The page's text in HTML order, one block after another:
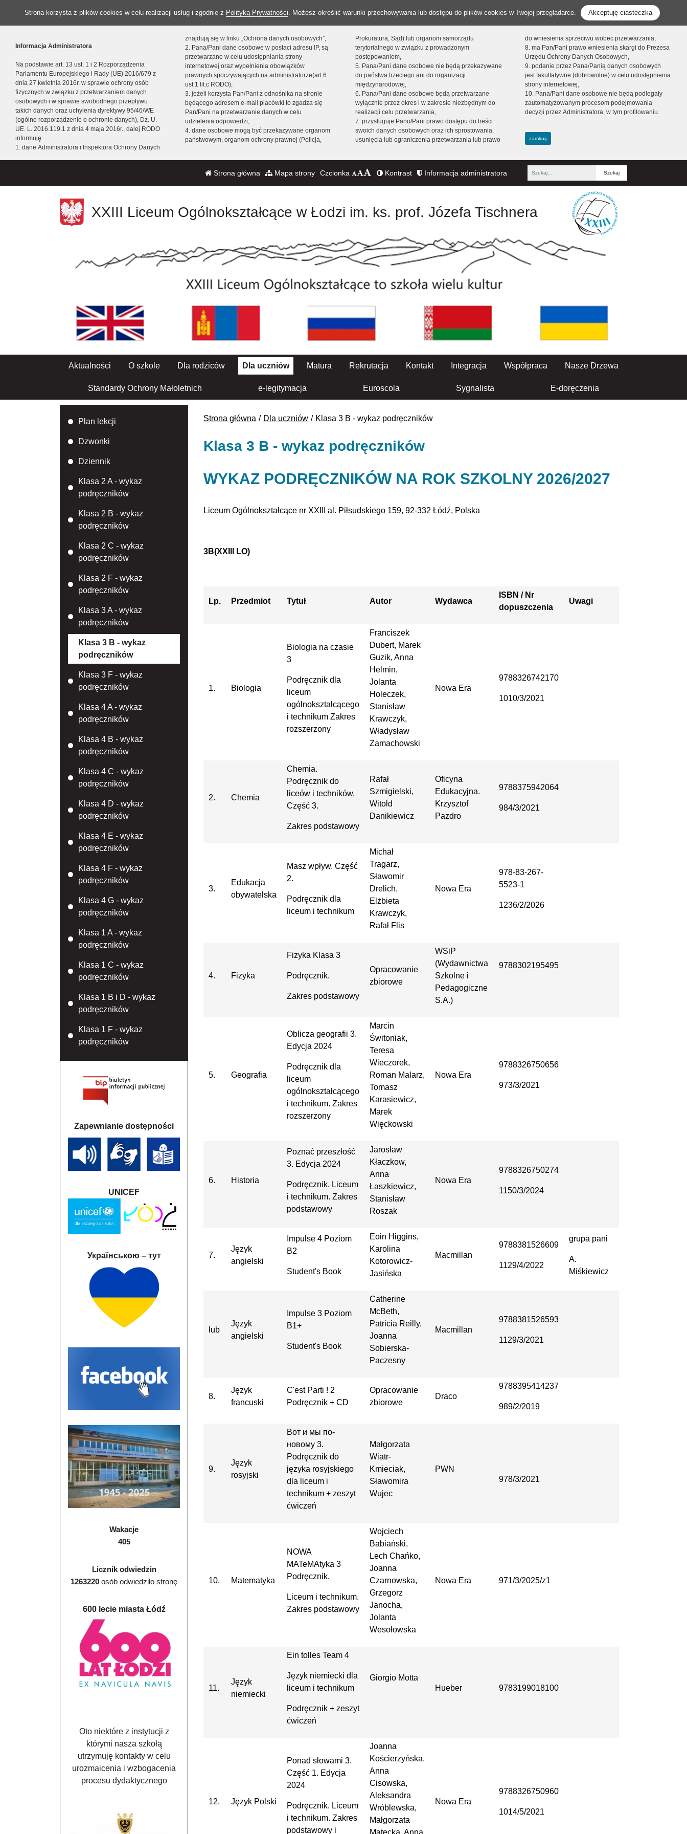
Strona korzysta z plików cookies w celu realizacji usług i zgodnie z Polityką Prywatności. Możesz określić warunki przechowywania lub dostępu do plików cookies w Twojej przeglądarce. Akceptuję ciasteczka
Informacja Administratora
Na podstawie art. 13 ust. 1 i 2 Rozporządzenia
Parlamentu Europejskiego i Rady (UE) 2016/679 z
dnia 27 kwietnia 2016r. w sprawie ochrony osób
fizycznych w związku z przetwarzaniem danych
osobowych i w sprawie swobodnego przepływu
takich danych oraz uchylenia dyrektywy 95/46/WE
(ogólne rozporządzenie o ochronie danych), Dz. U.
UE. L. 2016.119.1 z dnia 4 maja 2016r., dalej RODO
informuję:
1. dane Administratora i Inspektora Ochrony Danych
znajdują się w linku „Ochrona danych osobowych”,
2. Pana/Pani dane osobowe w postaci adresu IP, są
przetwarzane w celu udostępniania strony
internetowej oraz wypełnienia obowiązków
prawnych spoczywających na administratorze(art.6
ust.1 lit.c RODO),
3. jeżeli korzysta Pan/Pani z odnośnika na stronie
będącego adresem e-mail placówki to zgadza się
Pan/Pani na przetwarzanie danych w celu
udzielenia odpowiedzi,
4. dane osobowe mogą być przekazywane organom
państwowym, organom ochrony prawnej (Policja,
Prokuratura, Sąd) lub organom samorządu
terytorialnego w związku z prowadzonym
postępowaniem,
5. Pana/Pani dane osobowe nie będą przekazywane
do państwa trzeciego ani do organizacji
międzynarodowej,
6. Pana/Pani dane osobowe będą przetwarzane
wyłącznie przez okres i w zakresie niezbędnym do
realizacji celu przetwarzania,
7. przysługuje Panu/Pani prawo dostępu do treści
swoich danych osobowych oraz ich sprostowania,
usunięcia lub ograniczenia przetwarzania lub prawo
do wniesienia sprzeciwu wobec przetwarzania,
8. ma Pan/Pani prawo wniesienia skargi do Prezesa
Urzędu Ochrony Danych Osobowych,
9. podanie przez Pana/Panią danych osobowych
jest fakultatywne (dobrowolne) w celu udostępnienia
strony internetowej,
10. Pana/Pani dane osobowe nie będą podlegały
zautomatyzowanym procesom podejmowania
decyzji przez Administratora, w tym profilowaniu.
zamknij
Strona główna Mapa strony Czcionka Kontrast Informacja administratora
Fraza
XXIII Liceum Ogólnokształcące w Łodzi im. ks. prof. Józefa Tischnera
Aktualności O szkole Dla rodziców Dla uczniów Matura Rekrutacja Kontakt Integracja Współpraca Nasze Drzewa
Standardy Ochrony Małoletnich e-legitymacja Euroscola Sygnalista E-doręczenia
Strona główna Dla uczniów Klasa 3 B - wykaz podręczników
Klasa 3 B - wykaz podręczników
WYKAZ PODRĘCZNIKÓW NA ROK SZKOLNY 2026/2027
Liceum Ogólnokształcące nr XXIII al. Piłsudskiego 159, 92-332 Łódź, Polska
3B(XXIII LO)
Lp. Przedmiot Tytuł Autor Wydawca
ISBN / Nr
dopuszczenia
Uwagi
1. Biologia
Biologia na czasie
3
Podręcznik dla
liceum
ogólnokształcącego
i technikum Zakres
rozszerzony
Franciszek
Dubert, Marek
Guzik, Anna
Helmin,
Jolanta
Holeczek,
Stanisław
Krawczyk,
Władysław
Zamachowski
Nowa Era
9788326742170
1010/3/2021
2. Chemia
Chemia.
Podręcznik do
liceów i techników.
Część 3.
Zakres podstawowy
Rafał
Szmigielski,
Witold
Danikiewicz
Oficyna
Edukacyjna.
Krzysztof
Pazdro
9788375942064
984/3/2021
3.
Edukacja
obywatelska
Masz wpływ. Część
2.
Podręcznik dla
liceum i technikum
Michał
Tragarz,
Sławomir
Drelich,
Elżbieta
Krawczyk,
Rafał Flis
Nowa Era
978-83-267-
5523-1
1236/2/2026
4. Fizyka
Fizyka Klasa 3
Podręcznik.
Zakres podstawowy
Opracowanie
zbiorowe
WSiP
(Wydawnictwa
Szkolne i
Pedagogiczne
S.A.)
9788302195495
5. Geografia
Oblicza geografii 3.
Edycja 2024
Podręcznik dla
liceum
ogólnokształcącego
i technikum. Zakres
rozszerzony
Marcin
Świtoniak,
Teresa
Wieczorek,
Roman Malarz,
Tomasz
Karasiewicz,
Marek
Więckowski
Nowa Era
9788326750656
973/3/2021
6. Historia
Poznać przeszłość
3. Edycja 2024
Podręcznik. Liceum
i technikum. Zakres
podstawowy
Jarosław
Kłaczkow,
Anna
Łaszkiewicz,
Stanisław
Roszak
Nowa Era
9788326750274
1150/3/2024
7.
Język
angielski
Impulse 4 Poziom
B2
Student's Book
Eoin Higgins,
Karolina
Kotorowicz-
Jasińska
Macmillan
9788381526609
1129/4/2022
grupa pani
A.
Miśkiewicz
lub
Język
angielski
Impulse 3 Poziom
B1+
Student's Book
Catherine
McBeth,
Patricia Reilly,
Joanna
Sobierska-
Paczesny
Macmillan
9788381526593
1129/3/2021
8.
Język
francuski
C'est Parti ! 2
Podręcznik + CD
Opracowanie
zbiorowe
Draco
9788395414237
989/2/2019
9.
Język
rosyjski
Вот и мы по-
новому 3.
Podręcznik do
języka rosyjskiego
dla liceum i
technikum + zeszyt
ćwiczeń
Małgorzata
Wiatr-
Kmieciak,
Sławomira
Wujec
PWN
978/3/2021
10. Matematyka
NOWA
MATeMAtyka 3
Podręcznik.
Liceum i technikum.
Zakres podstawowy
Wojciech
Babiański,
Lech Chańko,
Joanna
Czarnowska,
Grzegorz
Janocha,
Jolanta
Wesołowska
Nowa Era 971/3/2025/z1
11.
Język
niemiecki
Ein tolles Team 4
Język niemiecki dla
liceum i technikum
Podręcznik + zeszyt
ćwiczeń
Giorgio Motta
Hueber
9783199018100
12. Język Polski
Ponad słowami 3.
Część 1. Edycja
2024
Podręcznik. Liceum
i technikum. Zakres
podstawowy i
Joanna
Kościerzyńska,
Anna
Cisowska,
Aleksandra
Wróblewska,
Małgorzata
Matecka, Anna
Nowa Era
9788326750960
1014/5/2021
Plan lekcji
Dzwonki
Dziennik
Klasa 2 A - wykaz
podręczników
Klasa 2 B - wykaz
podręczników
Klasa 2 C - wykaz
podręczników
Klasa 2 F - wykaz
podręczników
Klasa 3 A - wykaz
podręczników
Klasa 3 B - wykaz
podręczników
Klasa 3 F - wykaz
podręczników
Klasa 4 A - wykaz
podręczników
Klasa 4 B - wykaz
podręczników
Klasa 4 C - wykaz
podręczników
Klasa 4 D - wykaz
podręczników
Klasa 4 E - wykaz
podręczników
Klasa 4 F - wykaz
podręczników
Klasa 4 G - wykaz
podręczników
Klasa 1 A - wykaz
podręczników
Klasa 1 C - wykaz
podręczników
Klasa 1 B i D - wykaz
podręczników
Klasa 1 F - wykaz
podręczników
Zapewnianie dostępności
UNICEF
Українською – тут
Wakacje
405
Licznik odwiedzin
1263220 osób odwiedziło stronę
600 lecie miasta Łódź
Oto niektóre z instytucji z
którymi nasza szkołą
utrzymuję kontakty w celu
urozmaicenia i wzbogacenia
procesu dydaktycznego